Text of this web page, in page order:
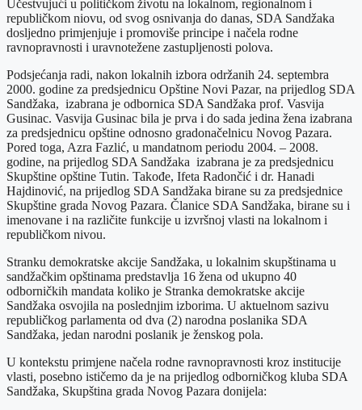
Učestvujući u političkom životu na lokalnom, regionalnom i
republičkom niovu, od svog osnivanja do danas, SDA Sandžaka
dosljedno primjenjuje i promoviše principe i načela rodne
ravnopravnosti i uravnotežene zastupljenosti polova.
Podsjećanja radi, nakon lokalnih izbora održanih 24. septembra
2000. godine za predsjednicu Opštine Novi Pazar, na prijedlog SDA
Sandžaka, izabrana je odbornica SDA Sandžaka prof. Vasvija
Gusinac. Vasvija Gusinac bila je prva i do sada jedina žena izabrana
za predsjednicu opštine odnosno gradonačelnicu Novog Pazara.
Pored toga, Azra Fazlić, u mandatnom periodu 2004. – 2008.
godine, na prijedlog SDA Sandžaka izabrana je za predsjednicu
Skupštine opštine Tutin. Takođe, Ifeta Radončić i dr. Hanadi
Hajdinović, na prijedlog SDA Sandžaka birane su za predsjednice
Skupštine grada Novog Pazara. Članice SDA Sandžaka, birane su i
imenovane i na različite funkcije u izvršnoj vlasti na lokalnom i
republičkom nivou.
Stranku demokratske akcije Sandžaka, u lokalnim skupštinama u
sandžačkim opštinama predstavlja 16 žena od ukupno 40
odborničkih mandata koliko je Stranka demokratske akcije
Sandžaka osvojila na poslednjim izborima. U aktuelnom sazivu
republičkog parlamenta od dva (2) narodna poslanika SDA
Sandžaka, jedan narodni poslanik je ženskog pola.
U kontekstu primjene načela rodne ravnopravnosti kroz institucije
vlasti, posebno ističemo da je na prijedlog odborničkog kluba SDA
Sandžaka, Skupština grada Novog Pazara donijela: